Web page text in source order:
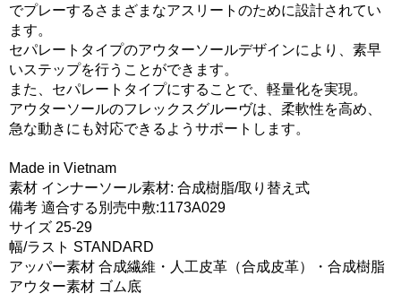
でプレーするさまざまなアスリートのために設計されてい
ます。
セパレートタイプのアウターソールデザインにより、素早
いステップを行うことができます。
また、セパレートタイプにすることで、軽量化を実現。
アウターソールのフレックスグルーヴは、柔軟性を高め、
急な動きにも対応できるようサポートします。
Made in Vietnam
素材 インナーソール素材: 合成樹脂/取り替え式
備考 適合する別売中敷:1173A029
サイズ 25-29
幅/ラスト STANDARD
アッパー素材 合成繊維・人工皮革（合成皮革）・合成樹脂
アウター素材 ゴム底